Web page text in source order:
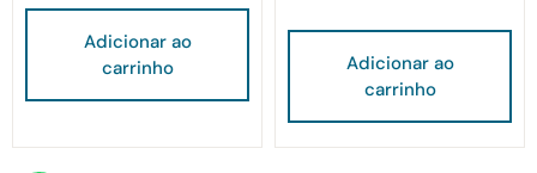
Adicionar ao
carrinho
Adicionar ao
carrinho